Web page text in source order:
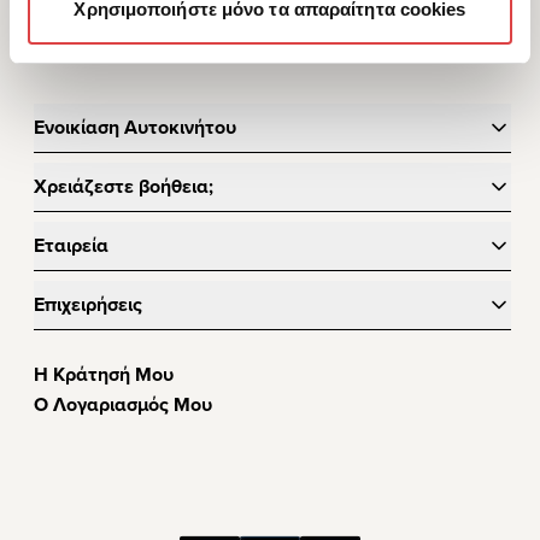
Χρησιμοποιήστε μόνο τα απαραίτητα cookies
Ενοικίαση Αυτοκινήτου
Χρειάζεστε βοήθεια;
Εταιρεία
Επιχειρήσεις
Η Κράτησή Μου
Ο Λογαριασμός Μου